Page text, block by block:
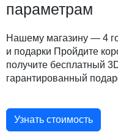
параметрам
Нашему магазину — 4
и подарки Пройдите
получите бесплатный
гарантированный
Узнать стоимость